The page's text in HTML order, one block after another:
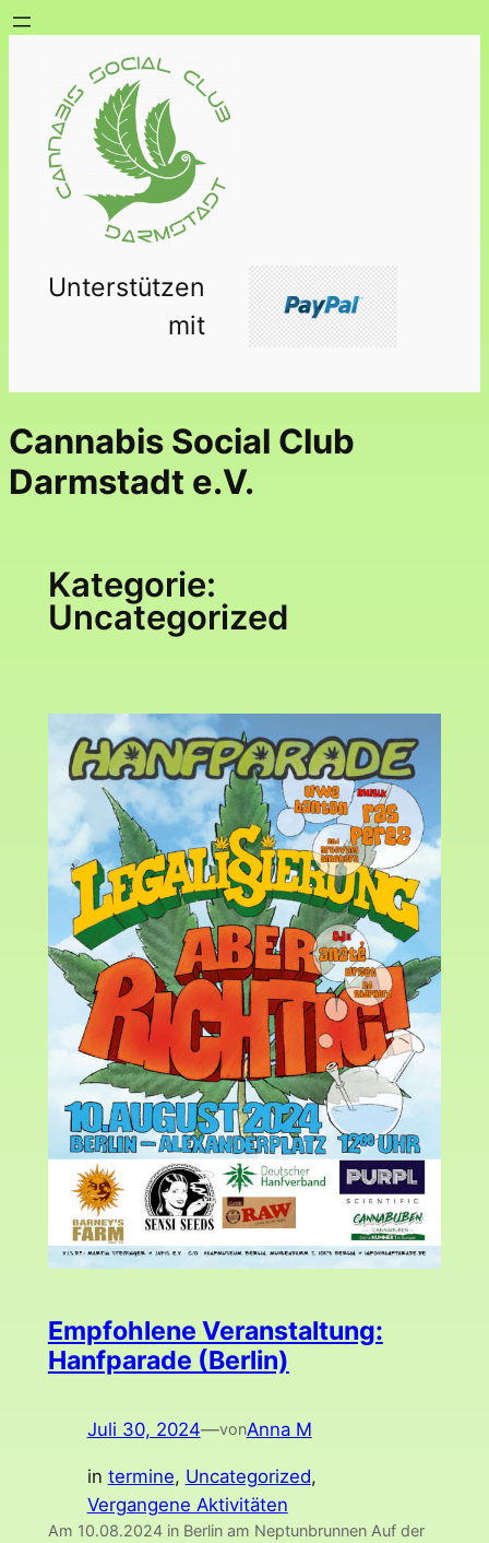
Zum
springen
Unterstützen
mit
Cannabis Social Club
Darmstadt e.V.
Kategorie:
Uncategorized
Empfohlene Veranstaltung:
Hanfparade (Berlin)
Juli 30, 2024—vonAnna M
in termine, Uncategorized
Vergangene Aktivitäten
Am 10.08.2024 in Berlin am Neptunbrunnen Auf der